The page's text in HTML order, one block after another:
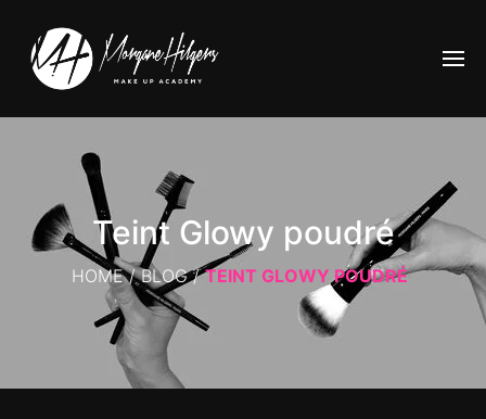
Teint Glowy poudré
HOME / BLOG / TEINT GLOWY POUDRÉ